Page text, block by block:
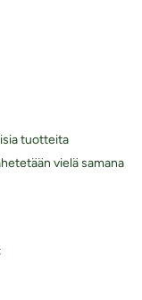
tuotteita
vielä samana